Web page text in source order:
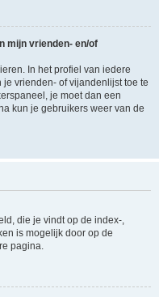
mijn vrienden- en/of
In het profiel van iedere
vrienden- of vijandenlijst toe te
je moet dan een
kun je gebruikers weer van de
die je vindt op de index-,
is mogelijk door op de
pagina.